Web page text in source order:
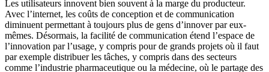
Les utilisateurs innovent bien souvent à la marge du producteur.
Avec l’internet, les coûts de conception et de communication
diminuent permettant à toujours plus de gens d’innover par eux-
mêmes. Désormais, la facilité de communication étend l’espace de
l’innovation par l’usage, y compris pour de grands projets où il faut
par exemple distribuer les tâches, y compris dans des secteurs
comme l’industrie pharmaceutique ou la médecine, où le partage des